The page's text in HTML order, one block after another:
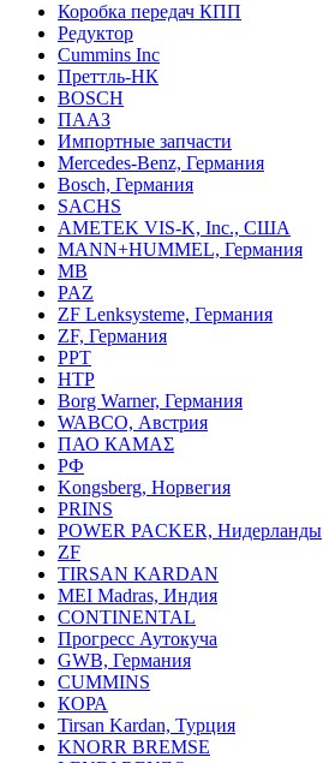
Коробка передач КПП
Редуктор
Cummins Inc
Преттль-НК
BOSCH
ПААЗ
Импортные запчасти
Mercedes-Benz, Германия
Bosch, Германия
SACHS
AMETEK VIS-K, Inc., США
MANN+HUMMEL, Германия
MB
PAZ
ZF Lenksysteme, Германия
ZF, Германия
PPT
HTP
Borg Warner, Германия
WABCO, Австрия
ПАО КАМАΣ
РФ
Kongsberg, Норвегия
PRINS
POWER PACKER, Нидерланды
ZF
TIRSAN KARDAN
MEI Madras, Индия
CONTINENTAL
Прогресс Аутокуча
GWB, Германия
CUMMINS
КОРА
Tirsan Kardan, Турция
KNORR BREMSE